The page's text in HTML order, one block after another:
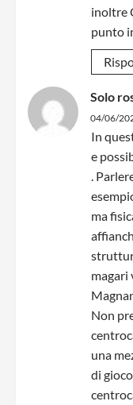
inoltre
punto
Solo
04/06/
In
e
.
ma
magari
Non
una
di